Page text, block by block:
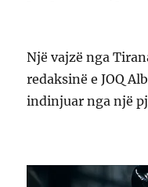
Një vajzë nga
redaksinë e JOQ
indinjuar nga një